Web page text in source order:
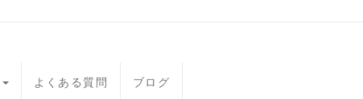
よくある質問 ブログ